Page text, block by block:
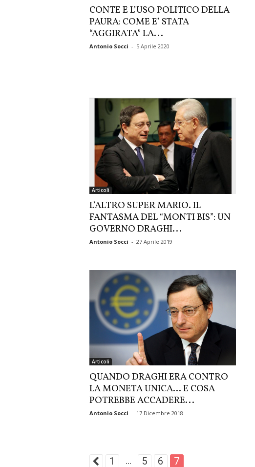
CONTE E L’USO POLITICO DELLA
PAURA: COME E’ STATA
“AGGIRATA” LA...
Antonio Socci - 5 Aprile 2020
Articoli
L’ALTRO SUPER MARIO. IL
FANTASMA DEL “MONTI BIS”: UN
GOVERNO DRAGHI...
Antonio Socci - 27 Aprile 2019
Articoli
QUANDO DRAGHI ERA CONTRO
LA MONETA UNICA… E COSA
POTREBBE ACCADERE...
Antonio Socci - 17 Dicembre 2018
1 ... 5 6 7